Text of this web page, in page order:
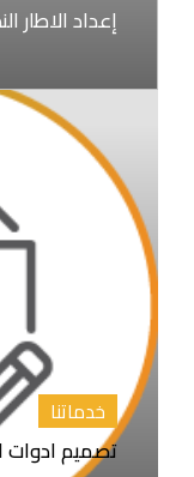
إعداد الاطار
خدماتنا
تصميم ادوات